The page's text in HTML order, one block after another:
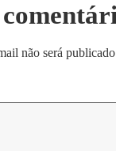
não será